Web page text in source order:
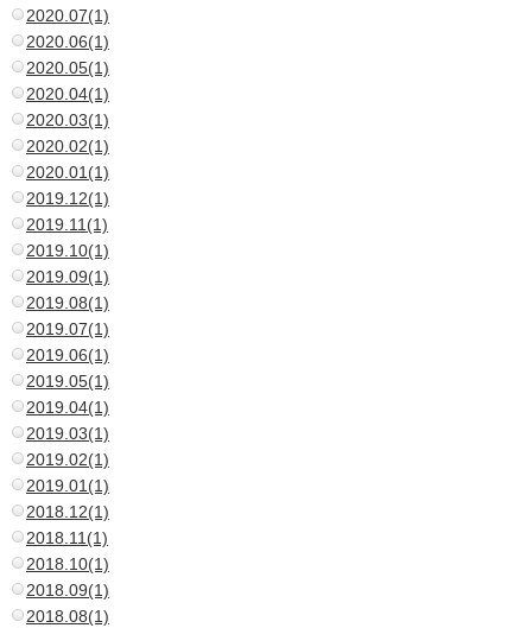
2020.07(1)
2020.06(1)
2020.05(1)
2020.04(1)
2020.03(1)
2020.02(1)
2020.01(1)
2019.12(1)
2019.11(1)
2019.10(1)
2019.09(1)
2019.08(1)
2019.07(1)
2019.06(1)
2019.05(1)
2019.04(1)
2019.03(1)
2019.02(1)
2019.01(1)
2018.12(1)
2018.11(1)
2018.10(1)
2018.09(1)
2018.08(1)